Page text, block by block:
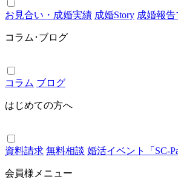
お見合い・成婚実績 成婚Story 成婚報
コラム･ブログ
コラム ブログ
はじめての方へ
資料請求 無料相談 婚活イベント「SC-
会員様メニュー